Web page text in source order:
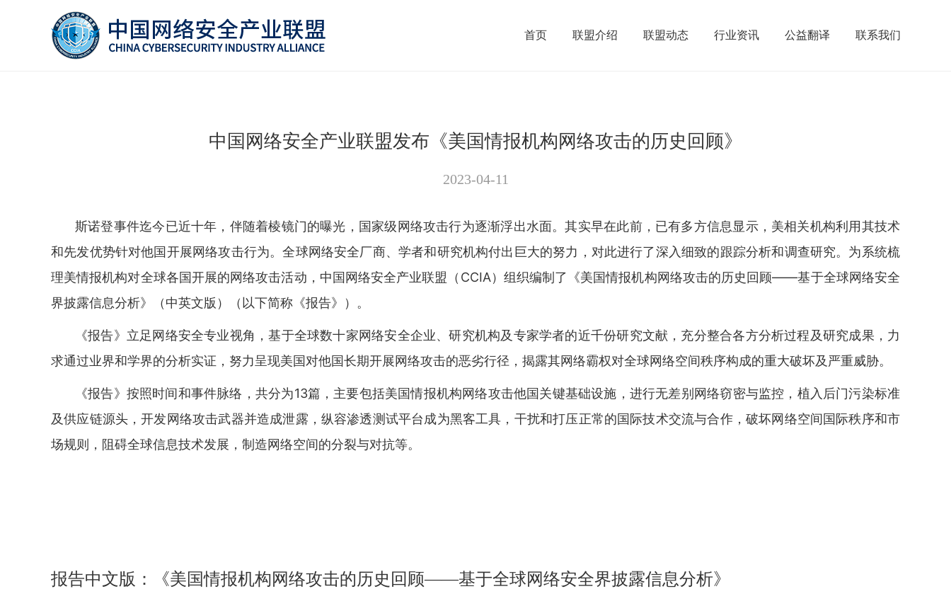
首页 联盟介绍 联盟动态 行业资讯 公益翻译 联系我们
中国网络安全产业联盟发布《美国情报机构网络攻击的历史回顾》
2023-04-11
斯诺登事件迄今已近十年，伴随着棱镜门的曝光，国家级网络攻击行为逐渐浮出水面。其实早在此前，已有多方信息显示，美相关机构利用其技术
和先发优势针对他国开展网络攻击行为。全球网络安全厂商、学者和研究机构付出巨大的努力，对此进行了深入细致的跟踪分析和调查研究。为系统梳
理美情报机构对全球各国开展的网络攻击活动，中国网络安全产业联盟（CCIA）组织编制了《美国情报机构网络攻击的历史回顾——基于全球网络安全
界披露信息分析》（中英文版）（以下简称《报告》）。
《报告》立足网络安全专业视角，基于全球数十家网络安全企业、研究机构及专家学者的近千份研究文献，充分整合各方分析过程及研究成果，力
求通过业界和学界的分析实证，努力呈现美国对他国长期开展网络攻击的恶劣行径，揭露其网络霸权对全球网络空间秩序构成的重大破坏及严重威胁。
《报告》按照时间和事件脉络，共分为13篇，主要包括美国情报机构网络攻击他国关键基础设施，进行无差别网络窃密与监控，植入后门污染标准
及供应链源头，开发网络攻击武器并造成泄露，纵容渗透测试平台成为黑客工具，干扰和打压正常的国际技术交流与合作，破坏网络空间国际秩序和市
场规则，阻碍全球信息技术发展，制造网络空间的分裂与对抗等。
报告中文版：《美国情报机构网络攻击的历史回顾——基于全球网络安全界披露信息分析》